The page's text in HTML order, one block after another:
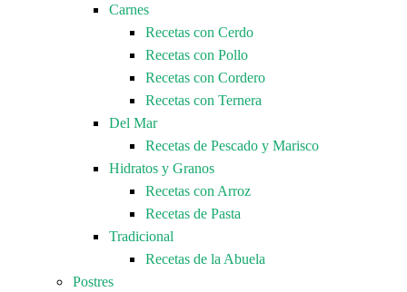
Carnes
Recetas con Cerdo
Recetas con Pollo
Recetas con Cordero
Recetas con Ternera
Del Mar
Recetas de Pescado y Marisco
Hidratos y Granos
Recetas con Arroz
Recetas de Pasta
Tradicional
Recetas de la Abuela
Postres